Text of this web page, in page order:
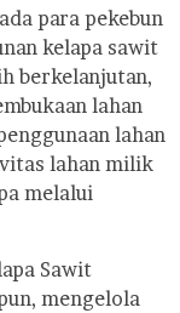
para pekebun
kelapa sawit
berkelanjutan,
lahan
lahan
lahan milik
melalui
Sawit
mengelola